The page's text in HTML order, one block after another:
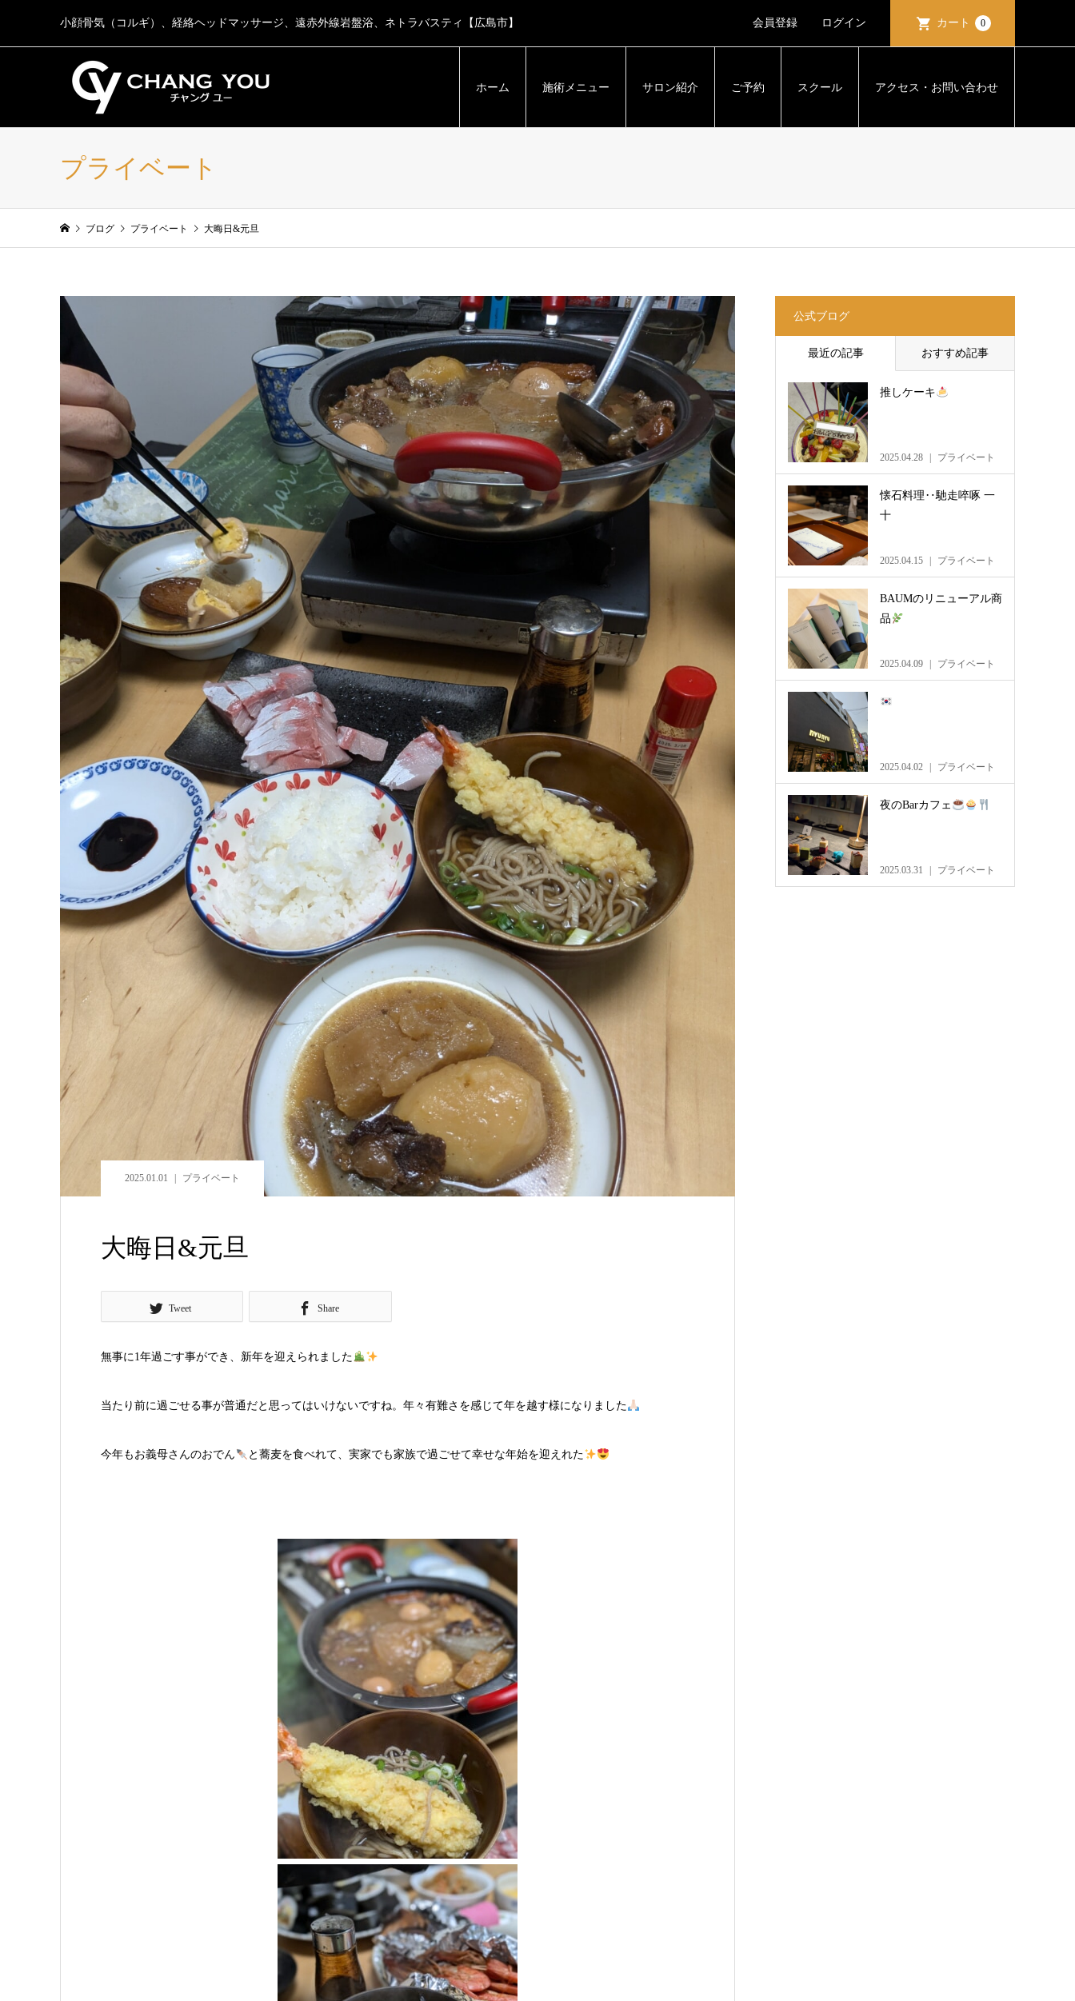
小顔骨気（コルギ）、経絡ヘッドマッサージ、遠赤外線岩盤浴、ネトラバスティ【広島市】 会員登録 ログイン カート 0
ホーム 施術メニュー サロン紹介 ご予約 スクール アクセス・お問い合わせ
プライベート
ブログ プライベート 大晦日&元旦
2025.01.01 プライベート
大晦日&元旦
Tweet Share
無事に1年過ごす事ができ、新年を迎えられました
当たり前に過ごせる事が普通だと思ってはいけないですね。年々有難さを感じて年を越す様になりました
今年もお義母さんのおでん と蕎麦を食べれて、実家でも家族で過ごせて幸せな年始を迎えれた
公式ブログ
最近の記事 おすすめ記事
推しケーキ
2025.04.28 プライベート
懐石料理‥馳走啐啄 一
十
2025.04.15 プライベート
BAUMのリニューアル商
品
2025.04.09 プライベート
2025.04.02 プライベート
夜のBarカフェ
2025.03.31 プライベート